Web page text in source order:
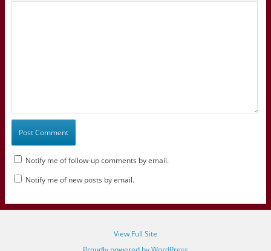
Notify me of follow-up comments by email.
Notify me of new posts by email.
View Full Site